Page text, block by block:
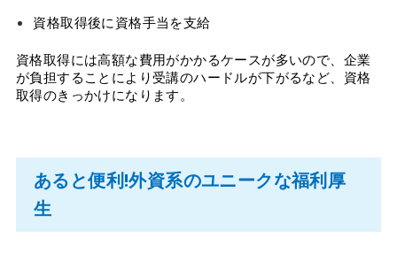
資格取得後に資格手当を支給
資格取得には高額な費用がかかるケースが多いので、企業
が負担することにより受講のハードルが下がるなど、資格
取得のきっかけになります。
あると便利!外資系のユニークな福利厚
生